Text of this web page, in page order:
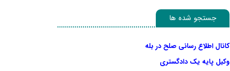
جستجو شده ها
کانال اطلاع رسانی صلح در بله
وکیل پایه یک دادگستری